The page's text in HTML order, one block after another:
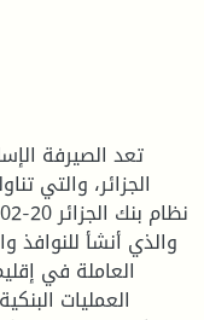
تعد الصيرفة
الجزائر، والتي
والذي أنشأ للنوافذ
العاملة في
العمليات